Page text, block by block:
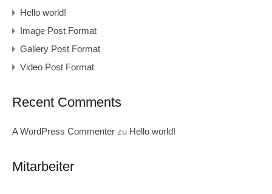
Hello world!
Image Post Format
Gallery Post Format
Video Post Format
Recent Comments
A WordPress Commenter zu Hello world!
Mitarbeiter